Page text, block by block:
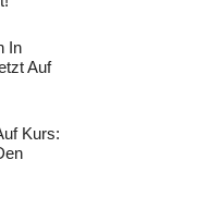
In
Auf
Kurs: